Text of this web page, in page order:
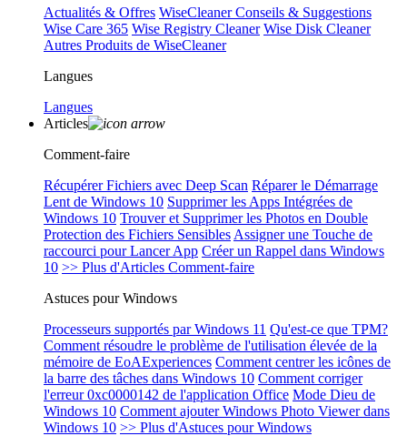
Actualités & Offres WiseCleaner Conseils & Suggestions
Wise Care 365 Wise Registry Cleaner Wise Disk Cleaner
Autres Produits de WiseCleaner
Langues
Langues
Articles
Comment-faire
Récupérer Fichiers avec Deep Scan Réparer le Démarrage
Lent de Windows 10 Supprimer les Apps Intégrées de
Windows 10 Trouver et Supprimer les Photos en Double
Protection des Fichiers Sensibles Assigner une Touche de
raccourci pour Lancer App Créer un Rappel dans Windows
10 >> Plus d'Articles Comment-faire
Astuces pour Windows
Processeurs supportés par Windows 11 Qu'est-ce que TPM?
Comment résoudre le problème de l'utilisation élevée de la
mémoire de EoAExperiences Comment centrer les icônes de
la barre des tâches dans Windows 10 Comment corriger
l'erreur 0xc0000142 de l'application Office Mode Dieu de
Windows 10 Comment ajouter Windows Photo Viewer dans
Windows 10 >> Plus d'Astuces pour Windows